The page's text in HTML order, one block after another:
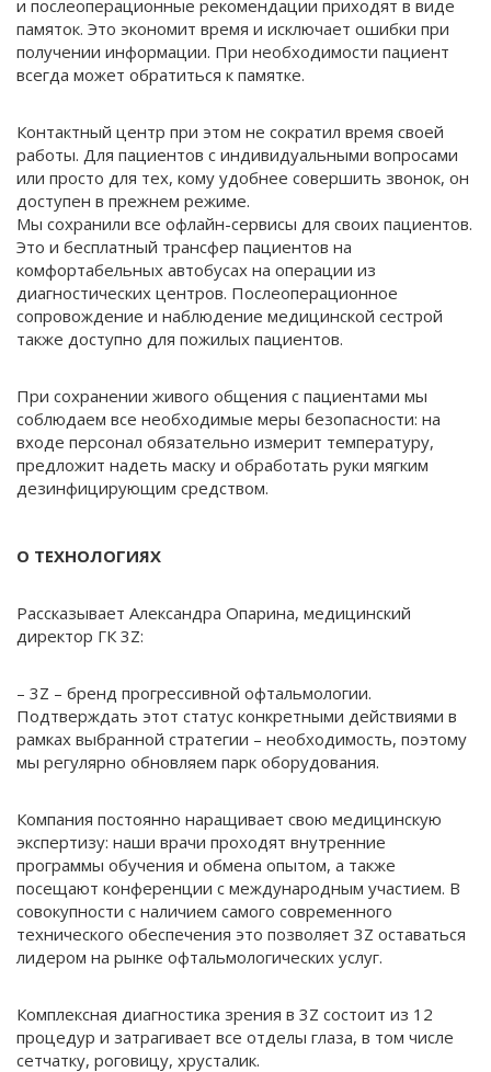
и послеоперационные рекомендации приходят в виде
памяток. Это экономит время и исключает ошибки при
получении информации. При необходимости пациент
всегда может обратиться к памятке.
Контактный центр при этом не сократил время своей
работы. Для пациентов с индивидуальными вопросами
или просто для тех, кому удобнее совершить звонок, он
доступен в прежнем режиме.
Мы сохранили все офлайн-сервисы для своих пациентов.
Это и бесплатный трансфер пациентов на
комфортабельных автобусах на операции из
диагностических центров. Послеоперационное
сопровождение и наблюдение медицинской сестрой
также доступно для пожилых пациентов.
При сохранении живого общения с пациентами мы
соблюдаем все необходимые меры безопасности: на
входе персонал обязательно измерит температуру,
предложит надеть маску и обработать руки мягким
дезинфицирующим средством.
О ТЕХНОЛОГИЯХ
Рассказывает Александра Опарина, медицинский
директор ГК 3Z:
– 3Z – бренд прогрессивной офтальмологии.
Подтверждать этот статус конкретными действиями в
рамках выбранной стратегии – необходимость, поэтому
мы регулярно обновляем парк оборудования.
Компания постоянно наращивает свою медицинскую
экспертизу: наши врачи проходят внутренние
программы обучения и обмена опытом, а также
посещают конференции с международным участием. В
совокупности с наличием самого современного
технического обеспечения это позволяет 3Z оставаться
лидером на рынке офтальмологических услуг.
Комплексная диагностика зрения в 3Z состоит из 12
процедур и затрагивает все отделы глаза, в том числе
сетчатку, роговицу, хрусталик.